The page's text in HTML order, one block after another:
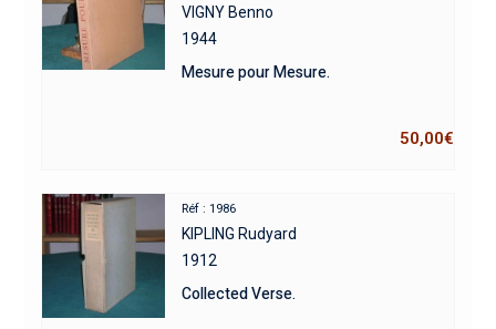
VIGNY Benno
1944
Mesure pour Mesure.
50,00€
Réf : 1986
KIPLING Rudyard
1912
Collected Verse.